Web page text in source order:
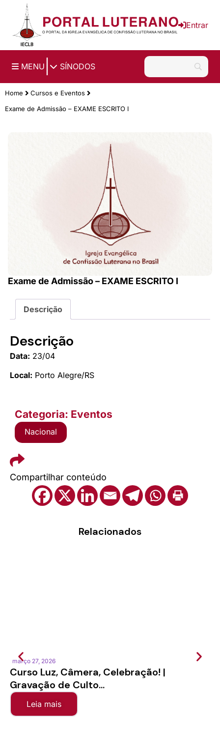
Ir para o conteúdo principal
Entrar
MENU SÍNODOS
Home
Cursos e Eventos
Exame de Admissão – EXAME ESCRITO I
Exame de Admissão – EXAME ESCRITO I
Descrição
Descrição
Data: 23/04
Local: Porto Alegre/RS
Categoria: Eventos
Nacional
Compartilhar conteúdo
Relacionados
março 27, 2026
Curso Luz, Câmera, Celebração! |
Gravação de Culto...
Leia mais